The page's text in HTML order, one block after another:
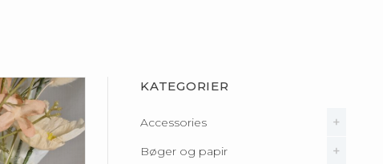
KATEGORIER
Accessories
Hatte
Bøger og papir